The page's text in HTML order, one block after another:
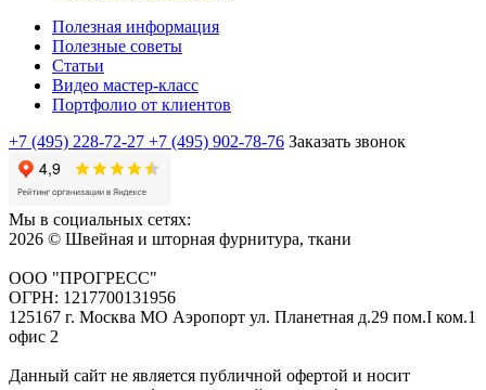
Полезная информация
Полезные советы
Статьи
Видео мастер-класс
Портфолио от клиентов
+7 (495) 228-72-27 +7 (495) 902-78-76 Заказать звонок
Мы в социальных сетях:
2026 © Швейная и шторная фурнитура, ткани
ООО "ПРОГРЕСС"
ОГРН: 1217700131956
125167 г. Москва МО Аэропорт ул. Планетная д.29 пом.I ком.1
офис 2
Данный сайт не является публичной офертой и носит